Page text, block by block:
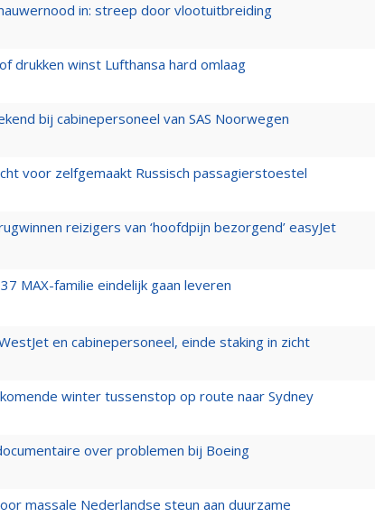
in: streep door vlootuitbreiding
drukken winst Lufthansa hard omlaag
bij cabinepersoneel van SAS Noorwegen
voor zelfgemaakt Russisch passagierstoestel
reizigers van ‘hoofdpijn bezorgend’ easyJet
MAX-familie eindelijk gaan leveren
en cabinepersoneel, einde staking in zicht
winter tussenstop op route naar Sydney
over problemen bij Boeing
massale Nederlandse steun aan duurzame